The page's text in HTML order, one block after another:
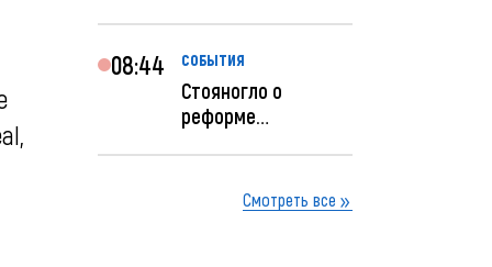
08:44 СОБЫТИЯ
Стояногло о
реформе
реформир...Смотреть все